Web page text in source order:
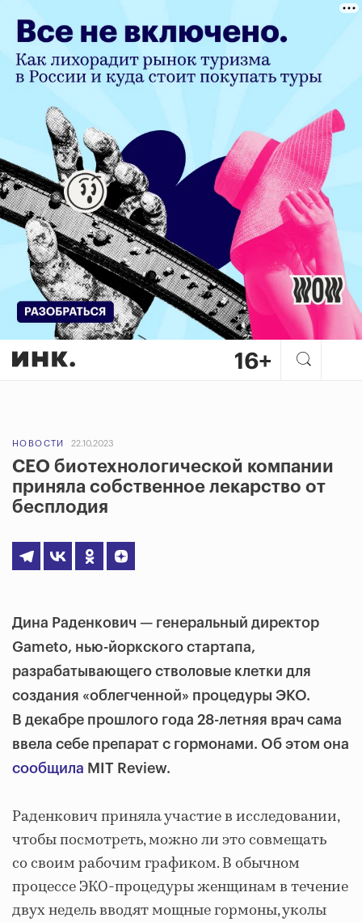
НОВОСТИ 22.10.2023
CEO биотехнологической компании
приняла собственное лекарство от
бесплодия
Дина Раденкович — генеральный директор
Gameto, нью-йоркского стартапа,
разрабатывающего стволовые клетки для
создания «облегченной» процедуры ЭКО.
В декабре прошлого года 28-летняя врач сама
ввела себе препарат с гормонами. Об этом она
сообщила MIT Review.
Раденкович приняла участие в исследовании,
чтобы посмотреть, можно ли это совмещать
со своим рабочим графиком. В обычном
процессе ЭКО-процедуры женщинам в течение
двух недель вводят мощные гормоны, уколы